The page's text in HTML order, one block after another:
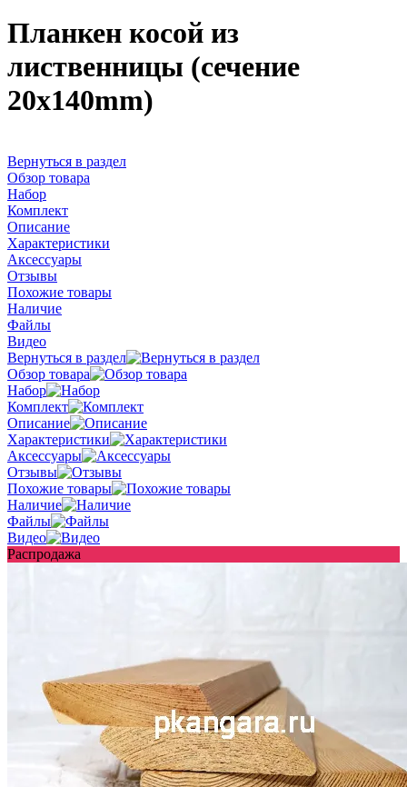
Планкен косой из
лиственницы (сечение
20х140mm)
Вернуться в раздел
Обзор товара
Набор
Комплект
Описание
Характеристики
Аксессуары
Отзывы
Похожие товары
Наличие
Файлы
Видео
Вернуться в раздел
Обзор товара
Набор
Комплект
Описание
Характеристики
Аксессуары
Отзывы
Похожие товары
Наличие
Файлы
Видео
Распродажа